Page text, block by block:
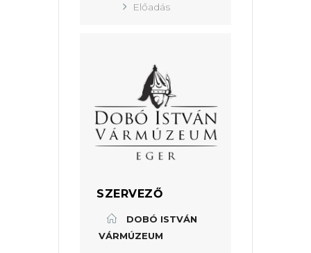
Előadás
SZERVEZŐ
DOBÓ ISTVÁN
VÁRMÚZEUM